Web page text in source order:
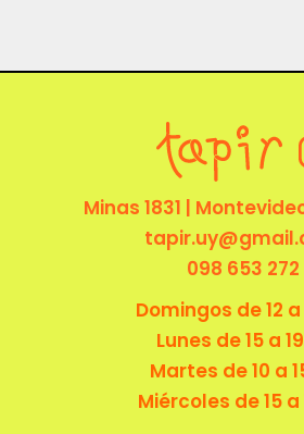
Minas 1831 |
098 653 272
Domingos de 12 a
Lunes de 15 a
Martes de 10 a
Miércoles de 15 a